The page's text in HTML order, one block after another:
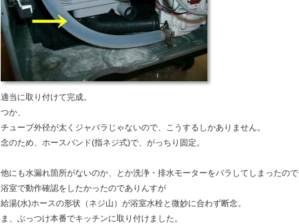
適当に取り付けて完成。
つか、
チューブ外径が太くジャバラじゃないので、こうするしかありません。
念のため、ホースバンド(指ネジ式)で、がっちり固定。
他にも水漏れ箇所がないのか、とか洗浄・排水モーターをバラしてしまったので
浴室で動作確認をしたかったのでありんすが
給湯(水)ホースの形状（ネジ山）が浴室水栓と微妙に合わず断念。
ま、ぶっつけ本番でキッチンに取り付けました。